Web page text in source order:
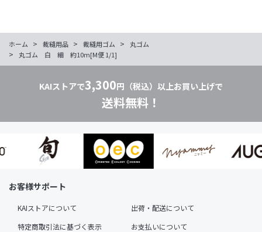
ホーム > 裁縫用品 > 裁縫用ゴム > 丸ゴム
> 丸ゴム 白 細 約10m[M便 1/1]
KAIストアで3,300円（税込）以上お買い上げで
送料無料！
お客様サポート
KAIストアについて
出荷・配送について
特定商取引法に基づく表示
お支払いについて